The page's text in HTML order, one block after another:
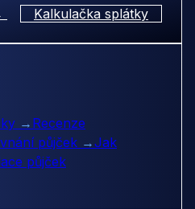
Kalkulačka splátky
→ Recenze
půjček →Jak
půjček